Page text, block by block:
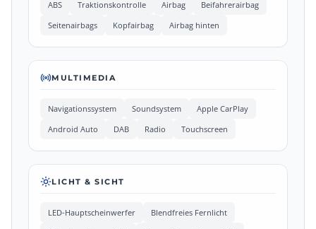
ABS
Traktionskontrolle Airbag
Beifahrerairbag
Seitenairbags
Kopfairbag Airbag hinten
MULTIMEDIA
Navigationssystem Soundsystem
Apple CarPlay
Android Auto
DAB Radio Touchscreen
LICHT & SICHT
LED-Hauptscheinwerfer
Blendfreies Fernlicht